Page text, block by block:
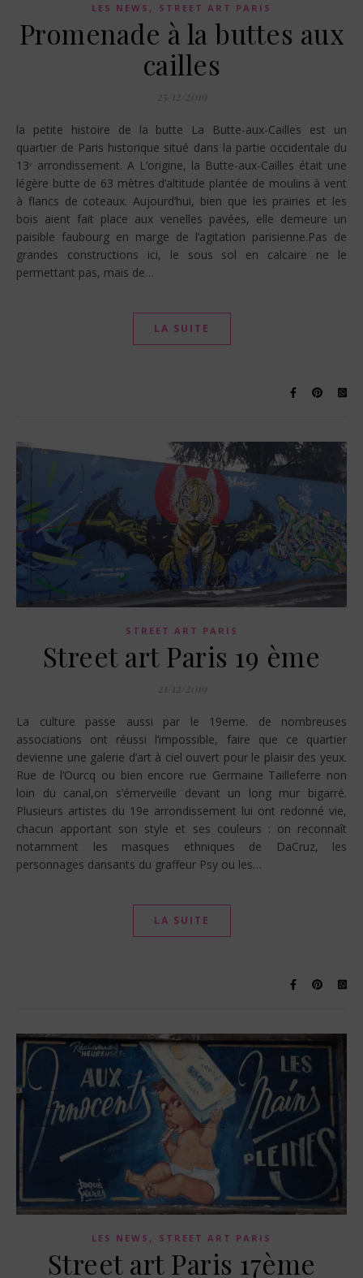
LES NEWS , STREET ART PARIS
Promenade à la buttes aux
cailles
25/12/2019
la petite histoire de la butte La Butte-aux-Cailles est un
quartier de Paris historique situé dans la partie occidentale du
13ᵉ arrondissement. A L’origine, la Butte-aux-Cailles était une
légère butte de 63 mètres d’altitude plantée de moulins à vent
à flancs de coteaux. Aujourd’hui, bien que les prairies et les
bois aient fait place aux venelles pavées, elle demeure un
paisible faubourg en marge de l’agitation parisienne.Pas de
grandes constructions ici, le sous sol en calcaire ne le
permettant pas, mais de…
LA SUITE
STREET ART PARIS
Street art Paris 19 ème
21/12/2019
La culture passe aussi par le 19eme. de nombreuses
associations ont réussi l’impossible, faire que ce quartier
devienne une galerie d’art à ciel ouvert pour le plaisir des yeux.
Rue de l’Ourcq ou bien encore rue Germaine Tailleferre non
loin du canal,on s’émerveille devant un long mur bigarré.
Plusieurs artistes du 19e arrondissement lui ont redonné vie,
chacun apportant son style et ses couleurs : on reconnaît
notamment les masques ethniques de DaCruz, les
personnages dansants du graffeur Psy ou les…
LA SUITE
LES NEWS , STREET ART PARIS
Street art Paris 17ème